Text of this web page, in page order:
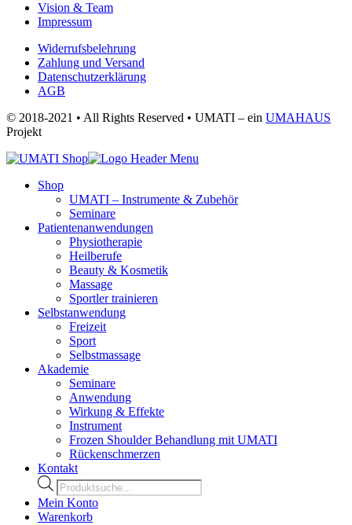
Vision & Team
Impressum
Widerrufsbelehrung
Zahlung und Versand
Datenschutzerklärung
AGB
© 2018-2021 • All Rights Reserved • UMATI – ein UMAHAUS
Projekt
Shop
UMATI – Instrumente & Zubehör
Seminare
Patientenanwendungen
Physiotherapie
Heilberufe
Beauty & Kosmetik
Massage
Sportler trainieren
Selbstanwendung
Freizeit
Sport
Selbstmassage
Akademie
Seminare
Anwendung
Wirkung & Effekte
Instrument
Frozen Shoulder Behandlung mit UMATI
Rückenschmerzen
Kontakt
Products
search
Mein Konto
Warenkorb